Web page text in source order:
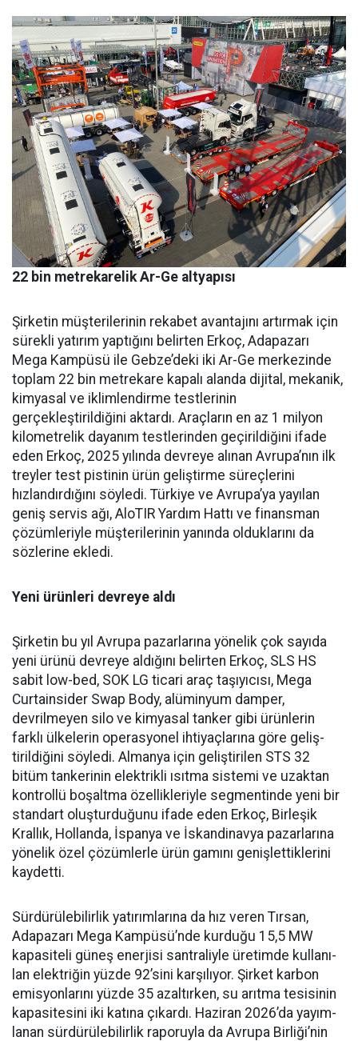
22 bin metrekarelik Ar-Ge altyapısı
Şirketin müşterilerinin reka­bet avantajını artırmak için
sü­rekli yatırım yaptığını belirten Erkoç, Adapazarı
Mega Kampü­sü ile Gebze’deki iki Ar-Ge mer­kezinde
toplam 22 bin metreka­re kapalı alanda dijital, mekanik,
kimyasal ve iklimlendirme test­lerinin
gerçekleştirildiğini ak­tardı. Araçların en az 1 milyon
kilometrelik dayanım testlerin­den geçirildiğini ifade
eden Er­koç, 2025 yılında devreye alınan Avrupa’nın ilk
treyler test pisti­nin ürün geliştirme süreçlerini
hızlandırdığını söyledi. Türkiye ve Avrupa’ya yayılan
geniş ser­vis ağı, AloTIR Yardım Hattı ve finansman
çözümleriyle müşte­rilerinin yanında olduklarını da
sözlerine ekledi.
Yeni ürünleri devreye aldı
Şirketin bu yıl Avrupa pazar­larına yönelik çok sayıda
yeni ürünü devreye aldığını belirten Erkoç, SLS HS
sabit low-bed, SOK LG ticari araç taşıyıcısı, Mega
Curtainsider Swap Body, alüminyum damper,
devrilme­yen silo ve kimyasal tanker gibi ürünlerin
farklı ülkelerin ope­rasyonel ihtiyaçlarına göre geliş­
tirildiğini söyledi. Almanya için geliştirilen STS 32
bitüm tan­kerinin elektrikli ısıtma siste­mi ve uzaktan
kontrollü boşalt­ma özellikleriyle segmentinde yeni bir
standart oluşturduğunu ifade eden Erkoç, Birleşik
Kral­lık, Hollanda, İspanya ve İskan­dinavya pazarlarına
yönelik özel çözümlerle ürün gamını geniş­lettiklerini
kaydetti.
Sürdürülebilirlik yatırımları­na da hız veren Tırsan,
Adapaza­rı Mega Kampüsü’nde kurduğu 15,5 MW
kapasiteli güneş ener­jisi santraliyle üretimde kullanı­
lan elektriğin yüzde 92’sini karşı­lıyor. Şirket karbon
emisyonları­nı yüzde 35 azaltırken, su arıtma tesisinin
kapasitesini iki katına çıkardı. Haziran 2026’da yayım­
lanan sürdürülebilirlik raporuyla da Avrupa Birliği’nin